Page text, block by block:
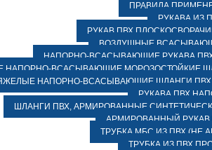
ПРАВИЛА
РУКАВА ИЗ
РУКАВ ПВХ
ВОЗДУШНЫЕ
НАПОРНО-ВСАСЫВАЮЩИЕ РУКАВА
НАПОРНО-ВСАСЫВАЮЩИЕ МОРОЗОСТОЙКИЕ
НАПОРНО-ВСАСЫВАЮЩИЕ ШЛАНГИ
РУКАВА ПВХ
ШЛАНГИ ПВХ, АРМИРОВАННЫЕ
АРМИРОВАННЫЙ
ТРУБКА МБС ИЗ ПВХ (НЕ
ТРУБКА ИЗ ПВХ